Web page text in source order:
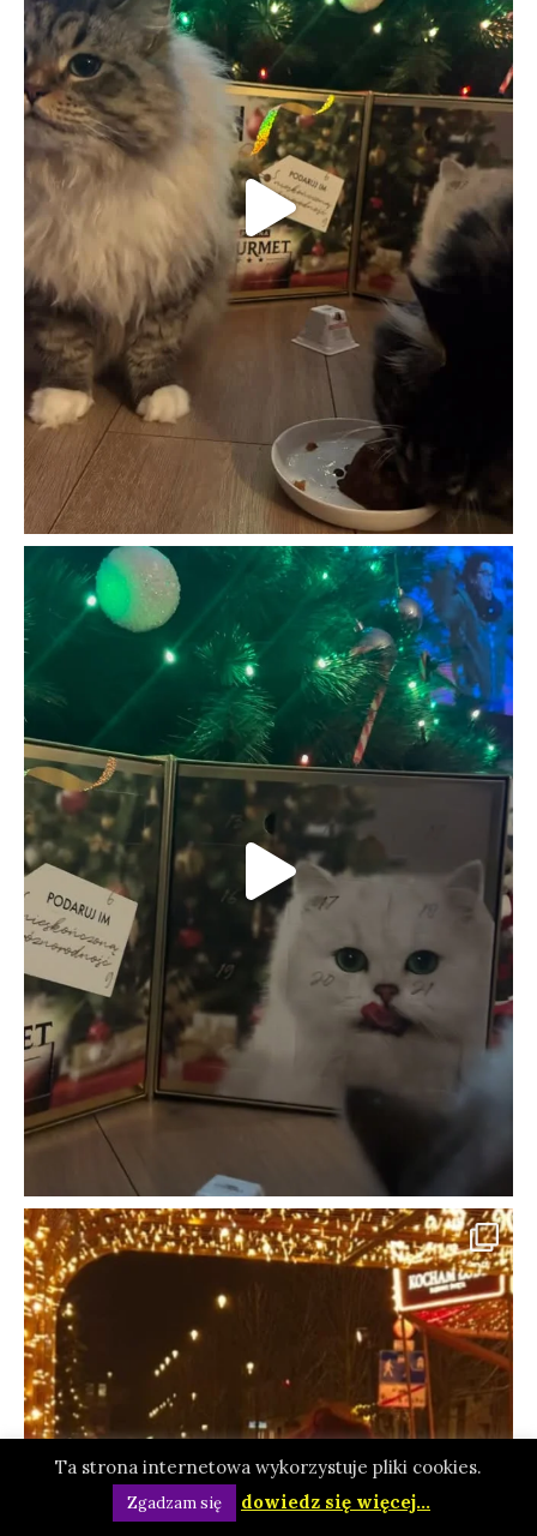
Ta strona internetowa wykorzystuje pliki cookies.
Zgadzam się dowiedz się więcej...